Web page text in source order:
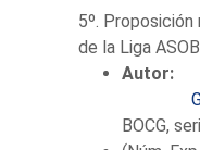
5º.
de la Liga
Autor:
BOCG,